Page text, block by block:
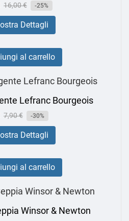
Prezzo
base
16,00 € -25%
Dettagli
al carrello
Lefranc Bourgeois
Prezzo
base
7,90 € -30%
Dettagli
al carrello
Winsor & Newton